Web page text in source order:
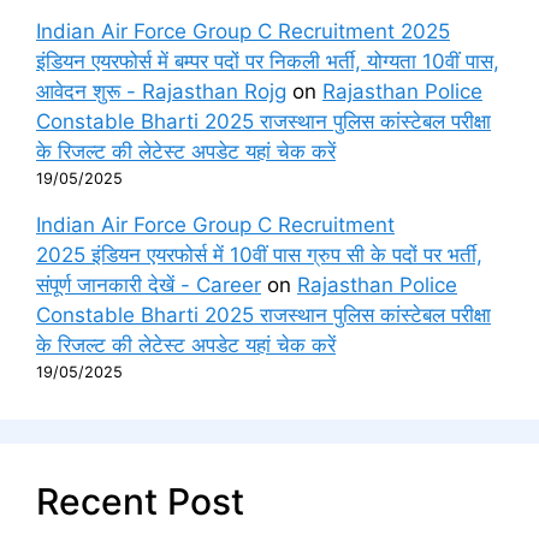
Indian Air Force Group C Recruitment 2025
इंडियन एयरफोर्स में बम्पर पदों पर निकली भर्ती, योग्यता 10वीं पास,
आवेदन शुरू - Rajasthan Rojg on Rajasthan Police
Constable Bharti 2025 राजस्थान पुलिस कांस्टेबल परीक्षा
के रिजल्ट की लेटेस्ट अपडेट यहां चेक करें
19/05/2025
Indian Air Force Group C Recruitment
2025 इंडियन एयरफोर्स में 10वीं पास ग्रुप सी के पदों पर भर्ती,
संपूर्ण जानकारी देखें - Career on Rajasthan Police
Constable Bharti 2025 राजस्थान पुलिस कांस्टेबल परीक्षा
के रिजल्ट की लेटेस्ट अपडेट यहां चेक करें
19/05/2025
Recent Post